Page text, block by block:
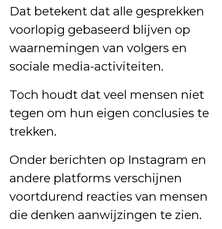
Dat betekent dat alle gesprekken
voorlopig gebaseerd blijven op
waarnemingen van volgers en
sociale media-activiteiten.
Toch houdt dat veel mensen niet
tegen om hun eigen conclusies te
trekken.
Onder berichten op Instagram en
andere platforms verschijnen
voortdurend reacties van mensen
die denken aanwijzingen te zien.